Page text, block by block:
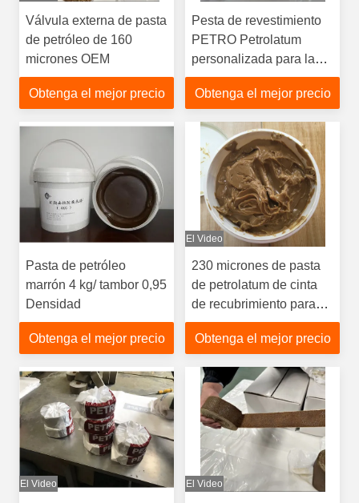
Válvula externa de pasta
de petróleo de 160
micrones OEM
Obtenga el mejor precio
Pesta de revestimiento
PETRO Petrolatum
personalizada para las
bridas de las válvulas
Obtenga el mejor precio
Pasta de petróleo
marrón 4 kg/ tambor 0,95
Densidad
Obtenga el mejor precio
El Video
230 micrones de pasta
de petrolatum de cinta
de recubrimiento para
tuberías
Obtenga el mejor precio
El Video El Video